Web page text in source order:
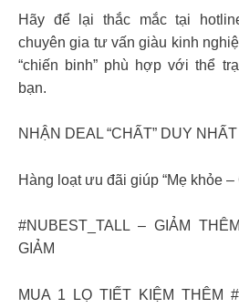
Hãy để lại thắc mắc tại
chuyên gia tư vấn giàu kinh
“chiến binh” phù hợp với thể
bạn.
NHẬN DEAL “CHẤT” DUY
Hàng loạt ưu đãi giúp “Mẹ khỏe –
#NUBEST_TALL – GIẢM
GIẢM
MUA 1 LỌ TIẾT KIỆM THÊM